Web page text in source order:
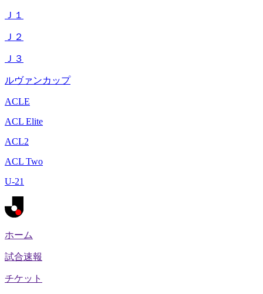
Ｊ１
Ｊ２
Ｊ３
ルヴァンカップ
ACLE
ACL Elite
ACL2
ACL Two
U-21
ホーム
試合速報
チケット